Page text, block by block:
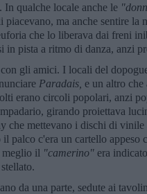
qualche locale anche le
ma anche sentire la
che lo liberava dai freni
pista a ritmo di danza, anzi
gli amici. I locali del
Paradais, e un altro che
erano circoli popolari, anzi
girando proiettava
che mettevano i dischi di
palco c'era un cartello appeso
meglio il "camerino" era
da una parte, sedute ai